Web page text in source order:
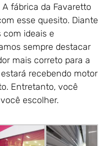
fábrica da Favaretto
esse quesito. Diante
com ideais e
sempre destacar
mais correto para a
recebendo motor
Entretanto, você
escolher.